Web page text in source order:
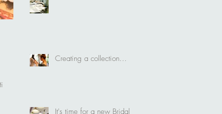
Creating a collection...
It's time for a new Bridal